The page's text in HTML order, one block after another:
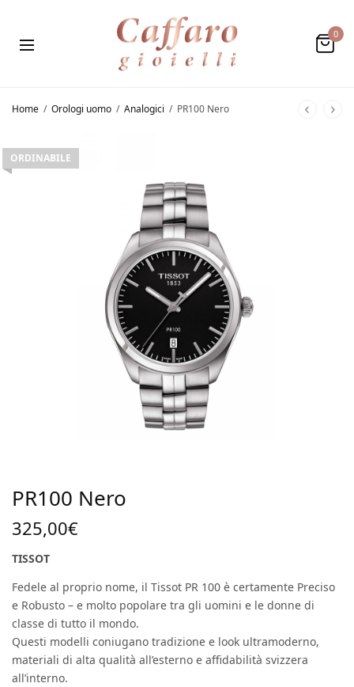
0
Home / Orologi uomo / Analogici / PR100 Nero
ORDINABILE
PR100 Nero
325,00€
TISSOT
Fedele al proprio nome, il Tissot PR 100 è certamente Preciso
e Robusto – e molto popolare tra gli uomini e le donne di
classe di tutto il mondo.
Questi modelli coniugano tradizione e look ultramoderno,
materiali di alta qualità all’esterno e affidabilità svizzera
all’interno.